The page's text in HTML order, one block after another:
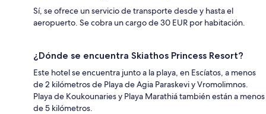
Sí, se ofrece un servicio de transporte desde y hasta el
aeropuerto. Se cobra un cargo de 30 EUR por habitación.
¿Dónde se encuentra Skiathos Princess Resort?
Este hotel se encuentra junto a la playa, en Escíatos, a menos
de 2 kilómetros de Playa de Agia Paraskevi y Vromolimnos.
Playa de Koukounaries y Playa Marathiá también están a menos
de 5 kilómetros.